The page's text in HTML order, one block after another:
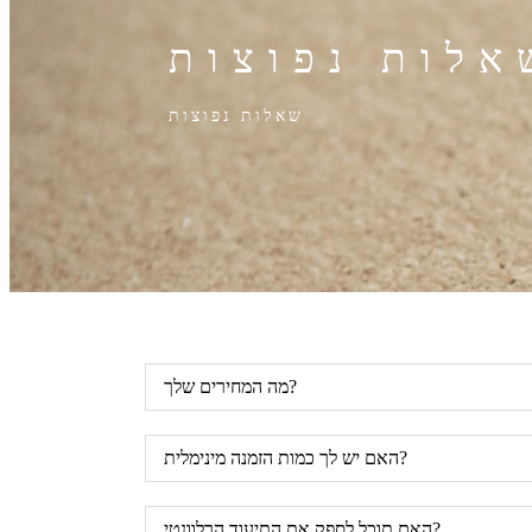
נפוצות
שאלות נפוצות
מה המחירים שלך?
האם יש לך כמות הזמנה מינימלית?